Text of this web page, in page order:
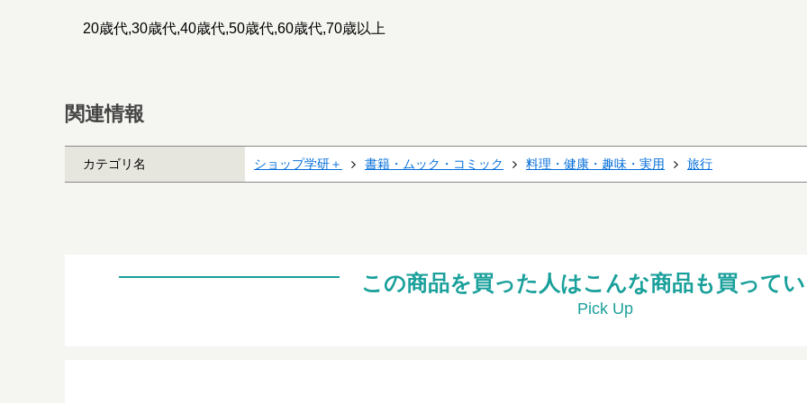
20歳代,30歳代,40歳代,50歳代,60歳代,70歳以上
関連情報
カテゴリ名 ショップ学研＋ 書籍・ムック・コミック 料理・健康・趣味・実用 旅行
この商品を買った人はこんな商品も買って
Pick Up